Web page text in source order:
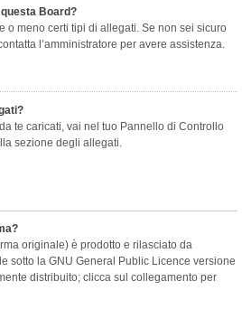
Board?
o meno certi tipi di allegati. Se non sei sicuro
l’amministratore per avere assistenza.
te caricati, vai nel tuo Pannello di Controllo
sezione degli allegati.
originale) è prodotto e rilasciato da
sotto la GNU General Public Licence versione
distribuito; clicca sul collegamento per